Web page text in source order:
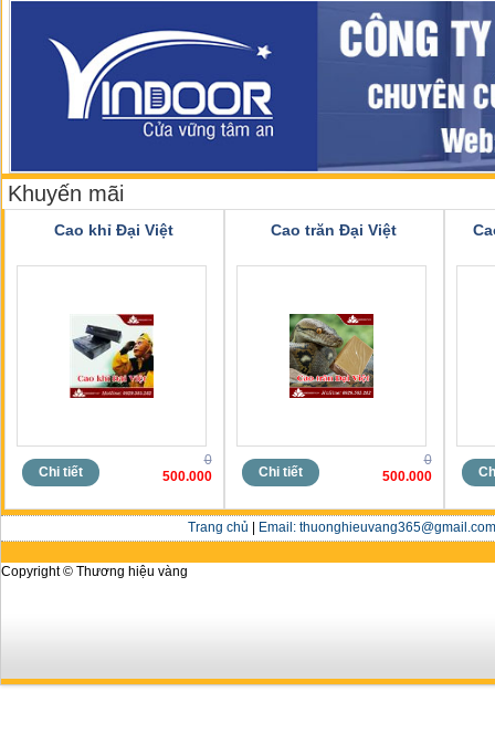
Khuyến mãi
Cao khỉ Đại Việt
Chi tiết
0
500.000
Cao trăn Đại Việt
Chi tiết
0
500.000
Trang chủ Email:
Copyright © Thương hiệu vàng